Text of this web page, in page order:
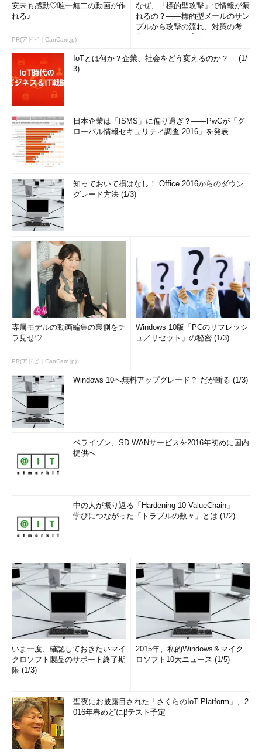
安未も感動♡唯一無二の動画が作
れる♪
PR(アドビ｜CanCam.jp)
なぜ、「標的型攻撃」で情報が漏
れるの？――標的型メールのサン
プルから攻撃の流れ、対策の考え
方まで、もう一度分かりやすく
IoTとは何か？企業、社会をどう変えるのか？ (1/
3)
日本企業は「ISMS」に偏り過ぎ？――PwCが「グ
ローバル情報セキュリティ調査 2016」を発表
知っておいて損はなし！ Office 2016からのダウン
グレード方法 (1/3)
専属モデルの動画編集の裏側をチ
ラ見せ♡
PR(アドビ｜CanCam.jp)
Windows 10版「PCのリフレッシ
ュ／リセット」の秘密 (1/3)
Windows 10へ無料アップグレード？ だが断る (1/3)
ベライゾン、SD-WANサービスを2016年初めに国内
提供へ
中の人が振り返る「Hardening 10 ValueChain」――
学びにつながった「トラブルの数々」とは (1/2)
いま一度、確認しておきたいマイ
クロソフト製品のサポート終了期
限 (1/3)
2015年、私的Windows＆マイク
ロソフト10大ニュース (1/5)
聖夜にお披露目された「さくらのIoT Platform」、2
016年春めどにβテスト予定